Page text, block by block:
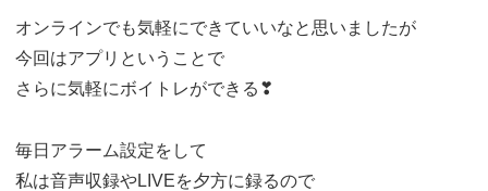
オンラインでも気軽にできていいなと思いましたが
今回はアプリということで
さらに気軽にボイトレができる❣
毎日アラーム設定をして
私は音声収録やLIVEを夕方に録るので